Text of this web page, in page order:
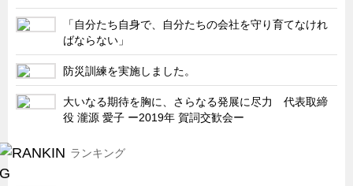
特装車・バス・トラック関連
フリーザー・フードマシナリー関連
自動販売機・自動改札機関連
鉄道車両・駅舎関連
CATEGORY 連載
営業、丸ごとフカボリ
「自分たち自身で、自分たちの会社を守り育てなけれ
ばならない」
防災訓練を実施しました。
大いなる期待を胸に、さらなる発展に尽力 代表取締
役 瀧源 愛子 ー2019年 賀詞交歓会ー
ランキング